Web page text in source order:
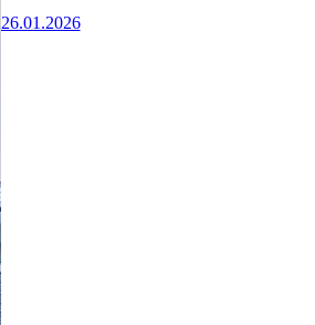
26.01.2026